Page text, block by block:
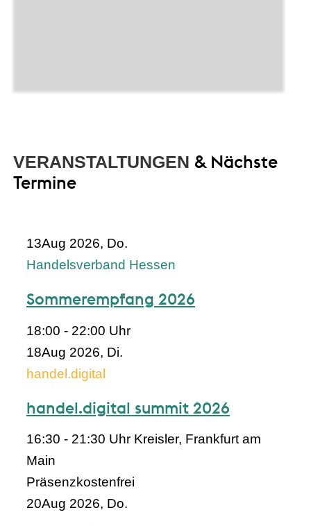
VERANSTALTUNGEN & Nächste
Termine
13Aug 2026, Do.
Handelsverband Hessen
Sommerempfang 2026
18:00 - 22:00 Uhr
18Aug 2026, Di.
handel.digital
handel.digital summit 2026
16:30 - 21:30 Uhr Kreisler, Frankfurt am
Main
Präsenzkostenfrei
20Aug 2026, Do.